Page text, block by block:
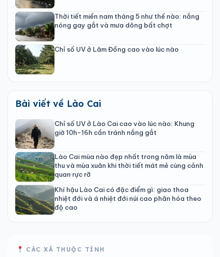
Thời tiết miền nam tháng 5 như thế nào: nắng
nóng gay gắt và mưa dông bất chợt
Chỉ số UV ở Lâm Đồng cao vào lúc nào
Bài viết về Lào Cai
Chỉ số UV ở Lào Cai cao vào lúc nào: Khung
giờ 10h-16h cần tránh nắng gắt
Lào Cai mùa nào đẹp nhất trong năm là mùa
thu và mùa xuân khi thời tiết mát mẻ cùng cảnh
quan rực rỡ
Khí hậu Lào Cai có đặc điểm gì: giao thoa
nhiệt đới và á nhiệt đới núi cao phân hóa theo
độ cao
CÁC XÃ THUỘC TỈNH